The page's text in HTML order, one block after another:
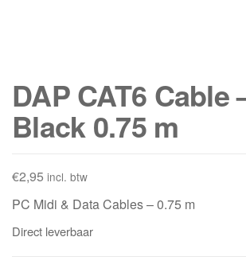
DAP CAT6 Cable
Black 0.75 m
€2,95 incl. btw
PC Midi & Data Cables – 0.75 m
Direct leverbaar